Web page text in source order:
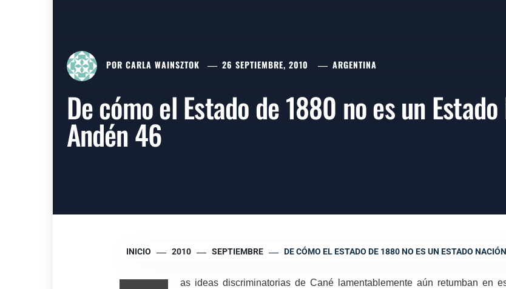
POR CARLA WAINSZTOK 26 SEPTIEMBRE, 2010 ARGENTINA
De cómo el Estado de 1880 no es un
Andén 46
INICIO 2010 SEPTIEMBRE DE CÓMO EL ESTADO DE 1880 NO ES UN ESTADO
as ideas discriminatorias de Cané lamentablemente aún retumban en